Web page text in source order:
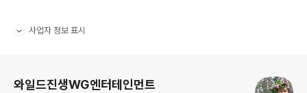
사업자 정보 표시
와일드진생WG엔터테인먼트